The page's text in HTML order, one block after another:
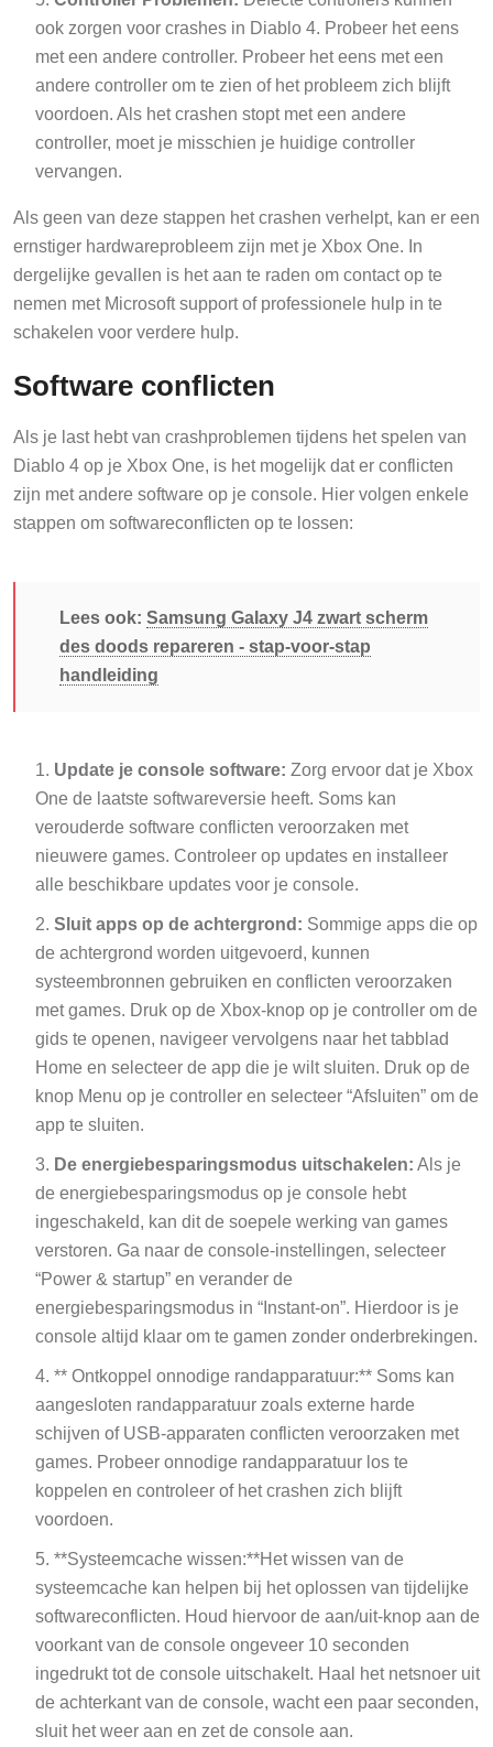
ook zorgen voor crashes in Diablo 4. Probeer het eens
met een andere controller. Probeer het eens met een
andere controller om te zien of het probleem zich blijft
voordoen. Als het crashen stopt met een andere
controller, moet je misschien je huidige controller
vervangen.
Als geen van deze stappen het crashen verhelpt, kan er een
ernstiger hardwareprobleem zijn met je Xbox One. In
dergelijke gevallen is het aan te raden om contact op te
nemen met Microsoft support of professionele hulp in te
schakelen voor verdere hulp.
Software conflicten
Als je last hebt van crashproblemen tijdens het spelen van
Diablo 4 op je Xbox One, is het mogelijk dat er conflicten
zijn met andere software op je console. Hier volgen enkele
stappen om softwareconflicten op te lossen:
Lees ook: Samsung Galaxy J4 zwart scherm
des doods repareren - stap-voor-stap
handleiding
Update je console software: Zorg ervoor dat je Xbox
One de laatste softwareversie heeft. Soms kan
verouderde software conflicten veroorzaken met
nieuwere games. Controleer op updates en installeer
alle beschikbare updates voor je console.
Sluit apps op de achtergrond: Sommige apps die op
de achtergrond worden uitgevoerd, kunnen
systeembronnen gebruiken en conflicten veroorzaken
met games. Druk op de Xbox-knop op je controller om de
gids te openen, navigeer vervolgens naar het tabblad
Home en selecteer de app die je wilt sluiten. Druk op de
knop Menu op je controller en selecteer “Afsluiten” om de
app te sluiten.
De energiebesparingsmodus uitschakelen: Als je
de energiebesparingsmodus op je console hebt
ingeschakeld, kan dit de soepele werking van games
verstoren. Ga naar de console-instellingen, selecteer
“Power & startup” en verander de
energiebesparingsmodus in “Instant-on”. Hierdoor is je
console altijd klaar om te gamen zonder onderbrekingen.
** Ontkoppel onnodige randapparatuur:** Soms kan
aangesloten randapparatuur zoals externe harde
schijven of USB-apparaten conflicten veroorzaken met
games. Probeer onnodige randapparatuur los te
koppelen en controleer of het crashen zich blijft
voordoen.
**Systeemcache wissen:**Het wissen van de
systeemcache kan helpen bij het oplossen van tijdelijke
softwareconflicten. Houd hiervoor de aan/uit-knop aan de
voorkant van de console ongeveer 10 seconden
ingedrukt tot de console uitschakelt. Haal het netsnoer uit
de achterkant van de console, wacht een paar seconden,
sluit het weer aan en zet de console aan.